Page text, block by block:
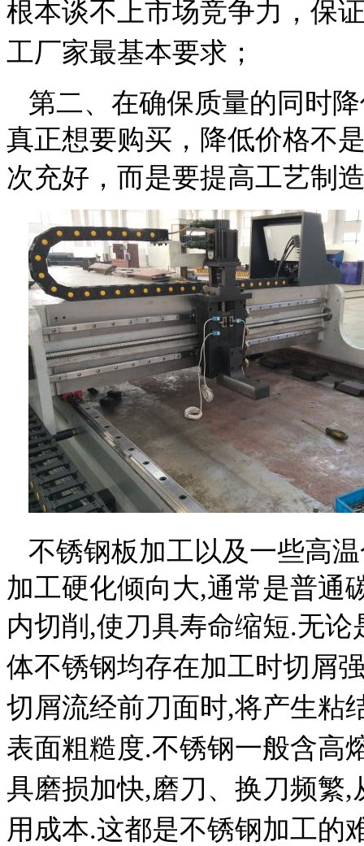
根本谈不上市场竞争力，保
工厂家最基本要求；
第二、在确保质量的同时
真正想要购买，降低价格不
次充好， 而是要提高工艺制
不锈钢板加工以及一些高
加工硬化倾向大,通常是普通
内切削,使刀具寿命缩短.无
体不锈钢均存在加工时切屑
切屑流经前刀面时,将产生粘
表面粗糙度.不锈钢一般含高
具磨损加快,磨刀、换刀频繁,
用成本.这都是不锈钢加工的